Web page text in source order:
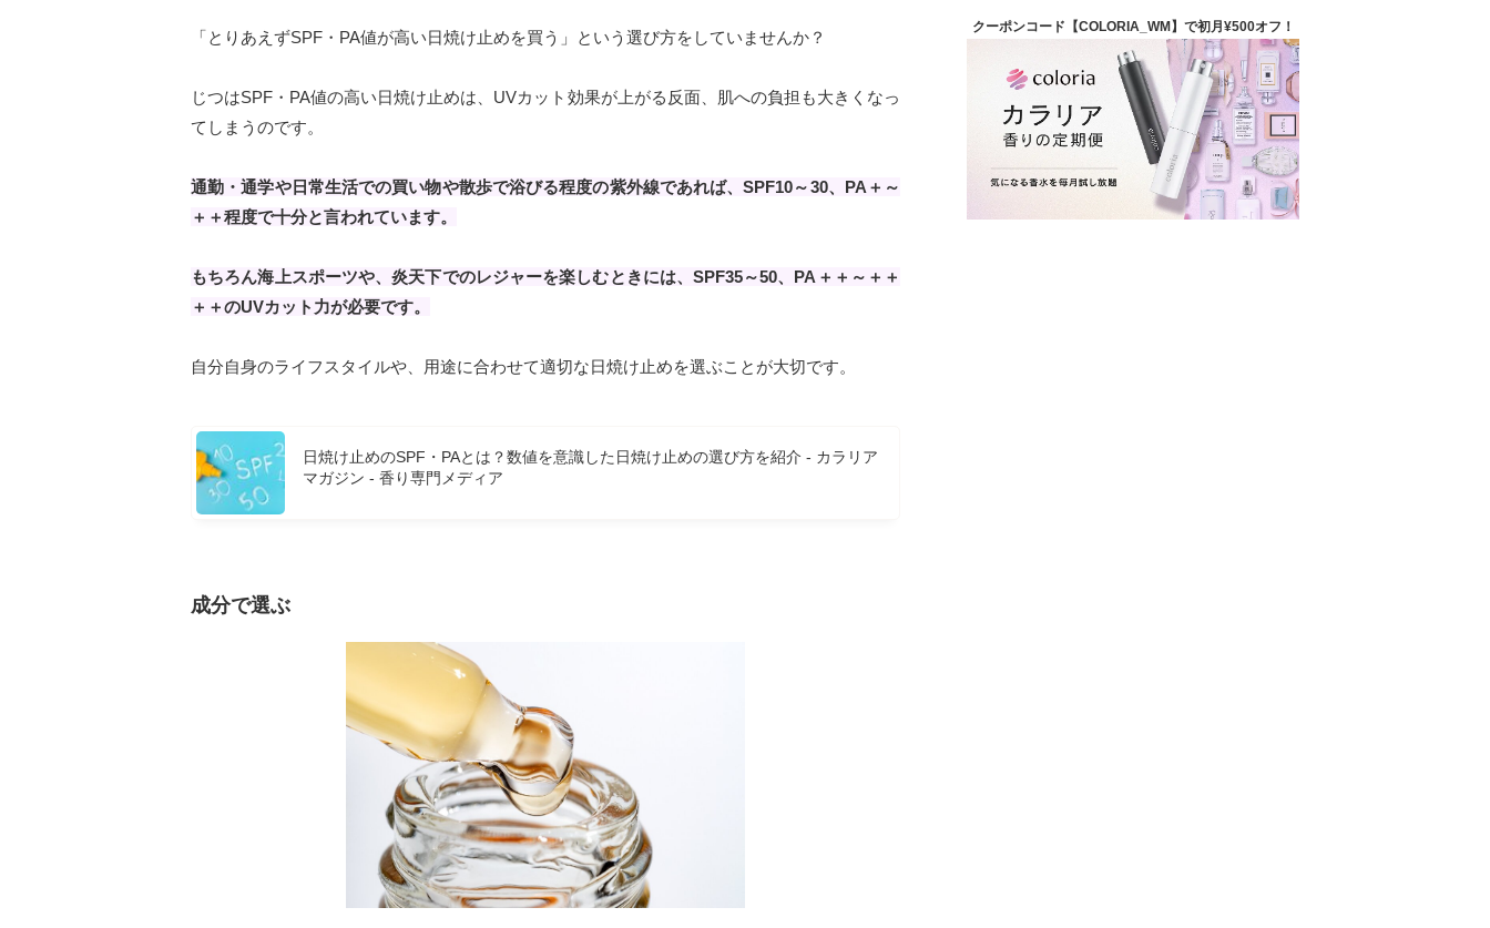
「とりあえずSPF・PA値が高い日焼け止めを買う」という選び方をしていませんか？
じつはSPF・PA値の高い日焼け止めは、UVカット効果が上がる反面、肌への負担も大きくなっ
てしまうのです。
通勤・通学や日常生活での買い物や散歩で浴びる程度の紫外線であれば、SPF10～30、PA＋～
＋＋程度で十分と言われています。
もちろん海上スポーツや、炎天下でのレジャーを楽しむときには、SPF35～50、PA＋＋～＋＋
＋＋のUVカット力が必要です。
自分自身のライフスタイルや、用途に合わせて適切な日焼け止めを選ぶことが大切です。
日焼け止めのSPF・PAとは？数値を意識した日焼け止めの選び方を紹介 - カラリア
マガジン - 香り専門メディア
成分で選ぶ
クーポンコード【COLORIA_WM】で初月¥500オフ！